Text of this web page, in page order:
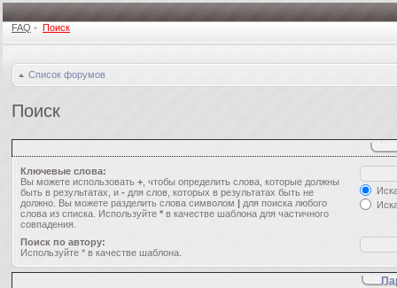
FAQ • Поиск
Список форумов
Поиск
Ключевые слова:
Вы можете использовать + , чтобы определить слова, которые должны
быть в результатах, и - для слов, которых в результатах быть не
должно. Вы можете разделить слова символом | для поиска любого
слова из списка. Используйте * в качестве шаблона для частичного
совпадения.
Поиск по автору:
Используйте * в качестве шаблона.